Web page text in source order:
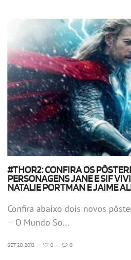
#THOR2: CONFIRA OS
PERSONAGENS JANE E SIF
NATALIE PORTMAN E JAIME
Confira abaixo dois novos
– O Mundo So...
SET 20, 2013 • 0 • 0